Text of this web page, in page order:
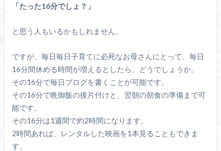
「たった16分でしょ？」
と思う人もいるかもしれません。
ですが、毎日毎日子育てに必死なお母さんにとって、毎日
16分間休める時間が増えるとしたら、どうでしょうか。
その16分で毎日ブログを書くことが可能です。
その16分で晩御飯の後片付けと、翌朝の朝食の準備まで可
能です。
その16分は1週間で約2時間になります。
2時間あれば、レンタルした映画を1本見ることもできま
す。